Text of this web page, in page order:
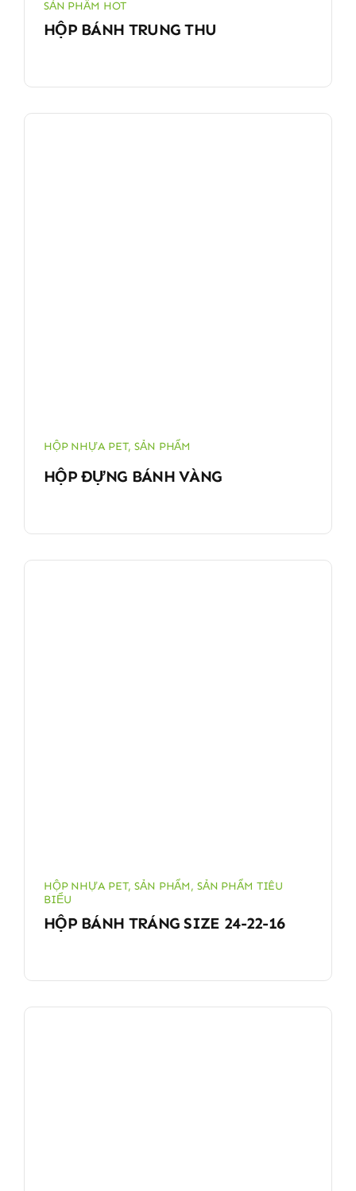
SẢN PHẨM HOT
HỘP BÁNH TRUNG THU
HỘP NHỰA PET,SẢN PHẨM
HỘP ĐỰNG BÁNH VÀNG
HỘP NHỰA PET,SẢN PHẨM, SẢN PHẨM TIÊU
BIỂU
HỘP BÁNH TRÁNG SIZE 24-22-16